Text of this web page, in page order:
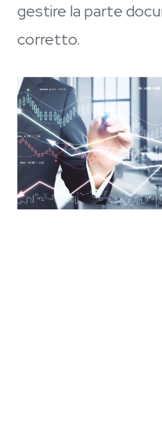
gestire la parte
corretto.